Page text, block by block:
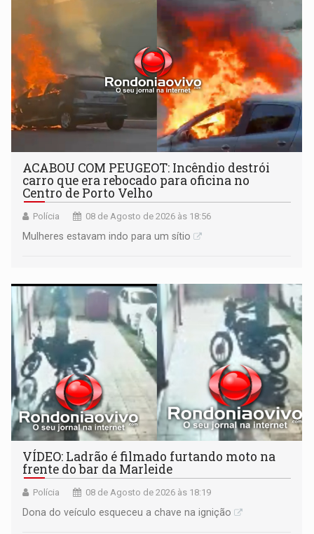
ACABOU COM PEUGEOT: Incêndio destrói
carro que era rebocado para oficina no
Centro de Porto Velho
Polícia 08 de Agosto de 2026 às 18:56
Mulheres estavam indo para um sítio
VÍDEO: Ladrão é filmado furtando moto na
frente do bar da Marleide
Polícia 08 de Agosto de 2026 às 18:19
Dona do veículo esqueceu a chave na ignição